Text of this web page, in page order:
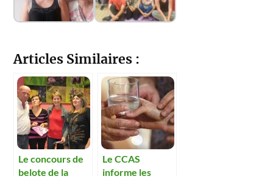
Articles Similaires :
Le concours de
belote de la
Le CCAS
informe les